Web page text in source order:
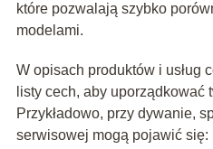
które pozwalają szybko
modelami.
W opisach produktów i usług
listy cech, aby uporządkować
Przykładowo, przy dywanie,
serwisowej mogą pojawić się: